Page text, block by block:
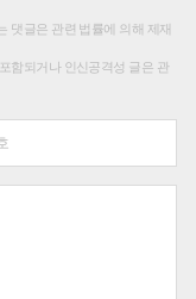
댓글은 관련 법률에 의해 제재
함되거나 인신공격성 글은 관